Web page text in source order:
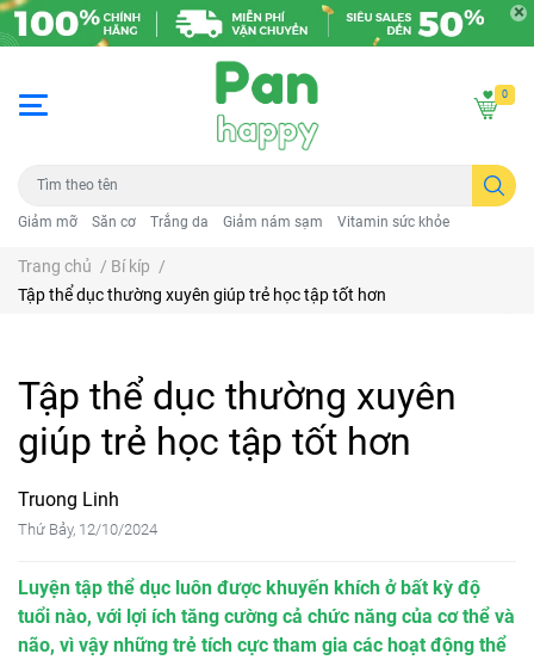
Giảm mỡ Săn cơ Trắng da Giảm nám sạm Vitamin sức khỏe
0
Trang chủ / Bí kíp /
Tập thể dục thường xuyên giúp trẻ học tập tốt hơn
Tập thể dục thường xuyên
giúp trẻ học tập tốt hơn
Truong Linh
Thứ Bảy, 12/10/2024
Luyện tập thể dục luôn được khuyến khích ở bất kỳ độ
tuổi nào, với lợi ích tăng cường cả chức năng của cơ thể và
não, vì vậy những trẻ tích cực tham gia các hoạt động thể